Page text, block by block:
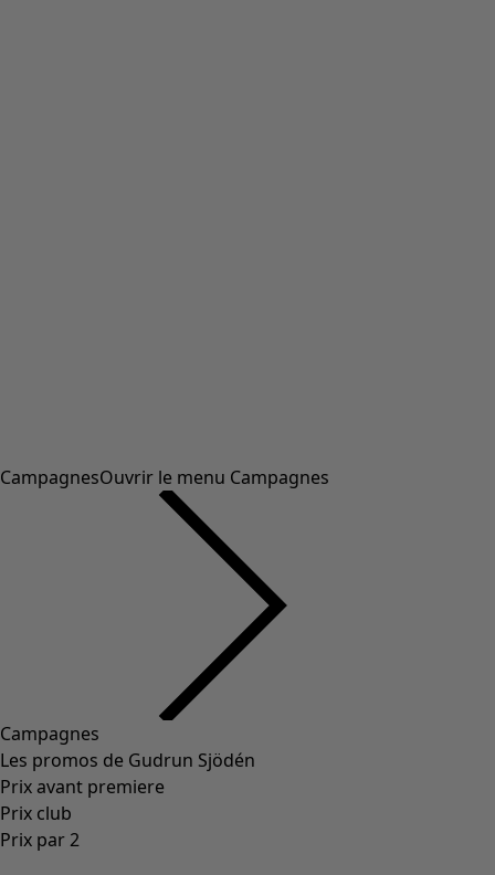
CampagnesOuvrir le menu Campagnes
Campagnes
Les promos de Gudrun Sjödén
Prix avant premiere
Prix club
Prix par 2